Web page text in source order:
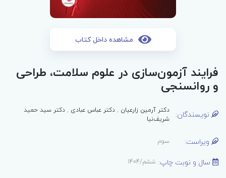
مشاهده داخل کتاب
فرایند آزمون‌سازی در علوم سلامت، طراحی
و روانسنجی
نویسندگان: دکتر آرمین زارعیان ,دکتر عباس عبادی ,دکتر سید حمید
شریف‌نیا
ویراست: سوم
سال و نوبت چاپ: ششم/1404